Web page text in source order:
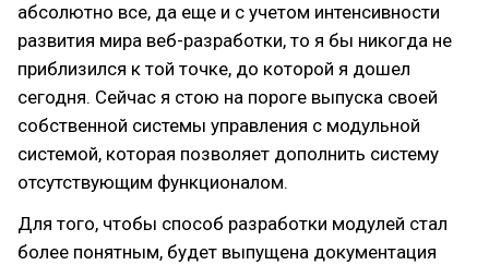
абсолютно все, да еще и с учетом интенсивности
развития мира веб-разработки, то я бы никогда не
приблизился к той точке, до которой я дошел
сегодня. Сейчас я стою на пороге выпуска своей
собственной системы управления с модульной
системой, которая позволяет дополнить систему
отсутствующим функционалом.
Для того, чтобы способ разработки модулей стал
более понятным, будет выпущена документация